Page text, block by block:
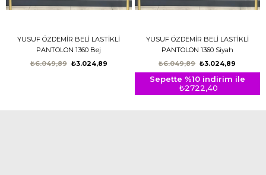
YUSUF ÖZDEMİR BELİ LASTİKLİ
PANTOLON 1360 Bej
₺3.024,89
₺6.049,89
YUSUF ÖZDEMİR BELİ LASTİKLİ
PANTOLON 1360 Siyah
₺3.024,89
₺6.049,89
Sepette %10 indirim ile
₺2722,40